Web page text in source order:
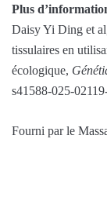
Plus
Daisy Yi Ding et
tissulaires en
écologique,
s41588-025-
Fourni par le